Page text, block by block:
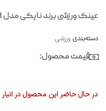
عینک ورزشی برند نایکی مدل SM2236063
دسته‌بندی ورزشی
قیمت محصول:
در حال حاضر این محصول در